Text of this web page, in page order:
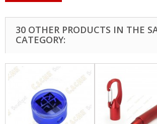
30 OTHER PRODUCTS IN THE
CATEGORY: